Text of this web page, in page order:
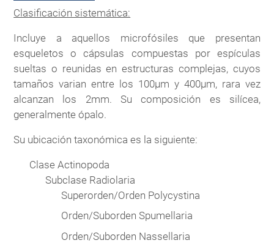
Clasificación sistemática:
Incluye a aquellos microfósiles que presentan
esqueletos o cápsulas compuestas por espículas
sueltas o reunidas en estructuras complejas, cuyos
tamaños varian entre los 100μm y 400μm, rara vez
alcanzan los 2mm. Su composición es silícea,
generalmente ópalo.
Su ubicación taxonómica es la siguiente:
Clase Actinopoda
Subclase Radiolaria
Superorden/Orden Polycystina
Orden/Suborden Spumellaria
Orden/Suborden Nassellaria